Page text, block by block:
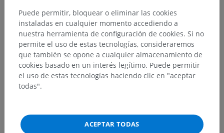
Puede permitir, bloquear o eliminar las cookies
instaladas en cualquier momento accediendo a
nuestra herramienta de configuración de cookies. Si no
permite el uso de estas tecnologías, consideraremos
que también se opone a cualquier almacenamiento de
cookies basado en un interés legítimo. Puede permitir
el uso de estas tecnologías haciendo clic en "aceptar
todas".
ACEPTAR TODAS